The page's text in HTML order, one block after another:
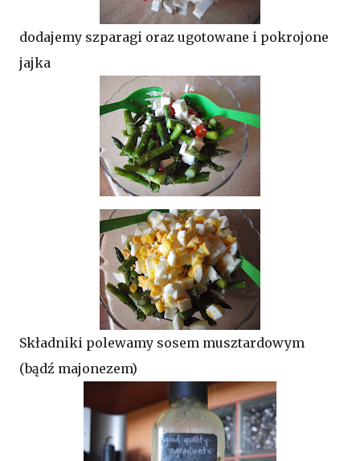
dodajemy szparagi oraz ugotowane i pokrojone
jajka
Składniki polewamy sosem musztardowym
(bądź majonezem)